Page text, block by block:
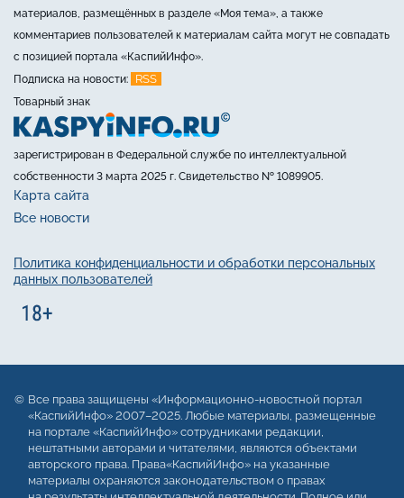
материалов, размещённых в разделе «Моя тема», а также
комментариев пользователей к материалам сайта могут не совпадать
с позицией портала «КаспийИнфо».
Подписка на новости:
RSS
Товарный знак
зарегистрирован в Федеральной службе по интеллектуальной
собственности 3 марта 2025 г. Свидетельство № 1089905.
Карта сайта
Все новости
Политика конфиденциальности и обработки персональных
данных пользователей
Все права защищены «Информационно-новостной портал
«КаспийИнфо» 2007–2025. Любые материалы, размещенные
на портале «КаспийИнфо» сотрудниками редакции,
нештатными авторами и читателями, являются объектами
авторского права. Права«КаспийИнфо» на указанные
материалы охраняются законодательством о правах